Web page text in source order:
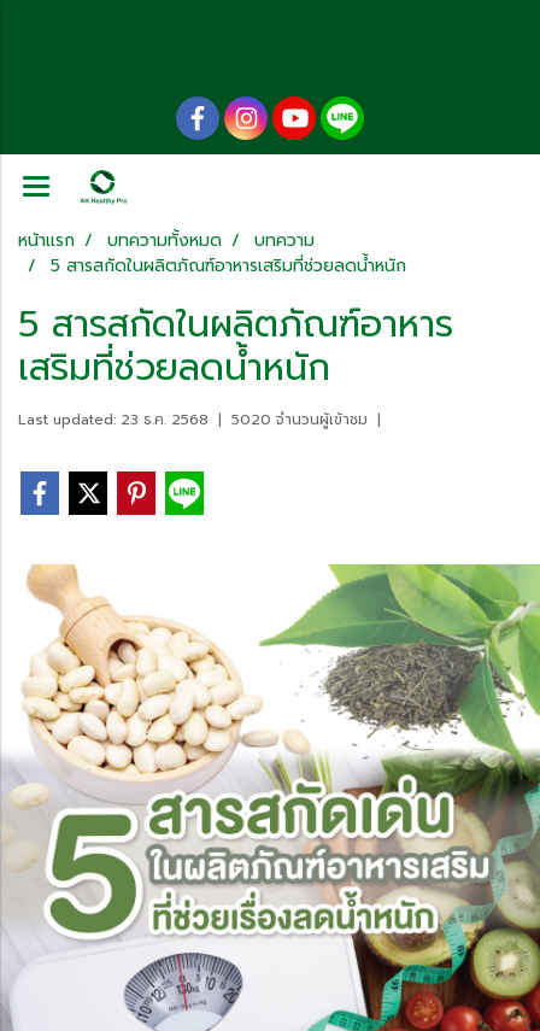
หน้าแรก บทความทั้งหมด
บทความ
5 สารสกัดในผลิตภัณฑ์อาหารเสริมที่ช่วยลดน้ำหนัก
5 สารสกัดในผลิตภัณฑ์อาหาร
เสริมที่ช่วยลดน้ำหนัก
Last updated: 23 ธ.ค. 2568 | 5020 จำนวนผู้เข้าชม |